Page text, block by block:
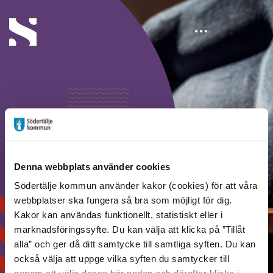
Denna webbplats använder cookies
Södertälje kommun använder kakor (cookies) för att våra
webbplatser ska fungera så bra som möjligt för dig.
Kakor kan användas funktionellt, statistiskt eller i
marknadsföringssyfte. Du kan välja att klicka på ”Tillåt
alla” och ger då ditt samtycke till samtliga syften. Du kan
också välja att uppge vilka syften du samtycker till
Cookies